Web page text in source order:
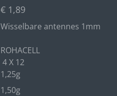
€ 1,89
Wisselbare antennes 1mm
ROHACELL
4 X 12
1,25g
1,50g